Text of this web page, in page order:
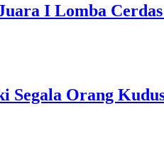
I Lomba
Orang